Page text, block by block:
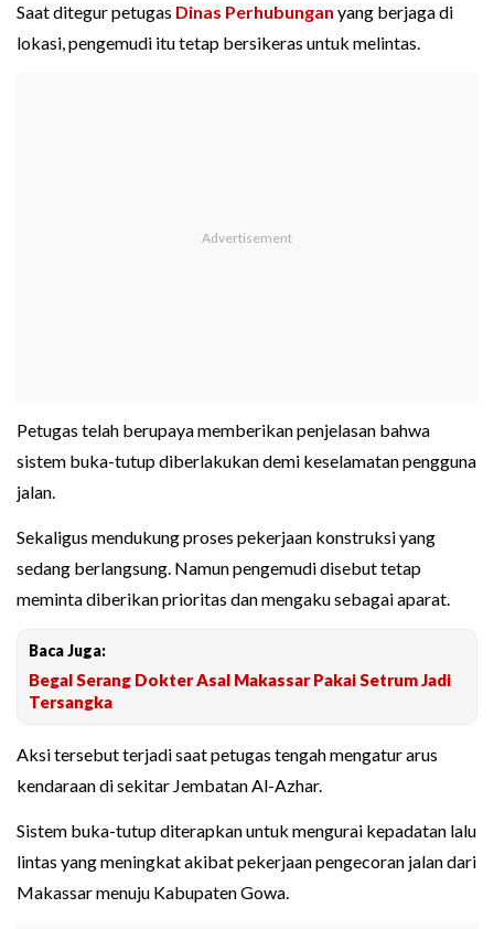
Saat ditegur petugas Dinas Perhubungan yang berjaga di
lokasi, pengemudi itu tetap bersikeras untuk melintas.
Petugas telah berupaya memberikan penjelasan bahwa
sistem buka-tutup diberlakukan demi keselamatan pengguna
jalan.
Sekaligus mendukung proses pekerjaan konstruksi yang
sedang berlangsung. Namun pengemudi disebut tetap
meminta diberikan prioritas dan mengaku sebagai aparat.
Baca Juga:
Begal Serang Dokter Asal Makassar Pakai Setrum Jadi
Tersangka
Aksi tersebut terjadi saat petugas tengah mengatur arus
kendaraan di sekitar Jembatan Al-Azhar.
Sistem buka-tutup diterapkan untuk mengurai kepadatan lalu
lintas yang meningkat akibat pekerjaan pengecoran jalan dari
Makassar menuju Kabupaten Gowa.